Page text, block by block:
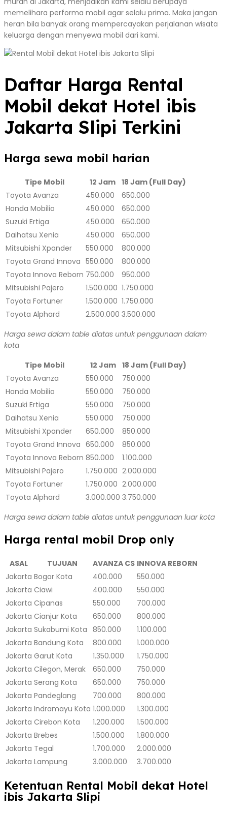
memelihara performa mobil agar selalu prima. Maka jangan
heran bila banyak orang mempercayakan perjalanan wisata
keluarga dengan menyewa mobil dari kami.
Daftar Harga Rental
Mobil dekat Hotel ibis
Jakarta Slipi Terkini
Harga sewa mobil harian
Tipe Mobil 12 Jam 18 Jam (Full Day)
Toyota Avanza
450.000
650.000
Honda Mobilio
450.000
650.000
Suzuki Ertiga
450.000
650.000
Daihatsu Xenia
450.000
650.000
Mitsubishi Xpander
550.000
800.000
Toyota Grand Innova 550.000
800.000
Toyota Innova Reborn 750.000
950.000
Mitsubishi Pajero
1.500.000 1.750.000
Toyota Fortuner
1.500.000 1.750.000
Toyota Alphard
2.500.000 3.500.000
Harga sewa dalam table diatas untuk penggunaan dalam
kota
Tipe Mobil
12 Jam
18 Jam (Full Day)
Toyota Avanza
550.000
750.000
Honda Mobilio
550.000
750.000
Suzuki Ertiga
550.000
750.000
Daihatsu Xenia
550.000
750.000
Mitsubishi Xpander
650.000
850.000
Toyota Grand Innova 650.000
850.000
Toyota Innova Reborn 850.000
1.100.000
Mitsubishi Pajero
1.750.000 2.000.000
Toyota Fortuner
1.750.000 2.000.000
Toyota Alphard
3.000.000 3.750.000
Harga sewa dalam table diatas untuk penggunaan luar kota
Harga rental mobil Drop only
ASAL TUJUAN AVANZA CS INNOVA REBORN
Jakarta Bogor Kota 400.000
550.000
Jakarta Ciawi 400.000
550.000
Jakarta Cipanas 550.000
700.000
Jakarta Cianjur Kota 650.000
800.000
Jakarta Sukabumi Kota 850.000
1.100.000
Jakarta Bandung Kota 800.000
1.000.000
Jakarta Garut Kota 1.350.000
1.750.000
Jakarta Cilegon, Merak 650.000
750.000
Jakarta Serang Kota 650.000
750.000
Jakarta Pandeglang 700.000
800.000
Jakarta Indramayu Kota 1.000.000
1.300.000
Jakarta Cirebon Kota 1.200.000
1.500.000
Jakarta Brebes 1.500.000
1.800.000
Jakarta Tegal 1.700.000
2.000.000
Jakarta Lampung 3.000.000 3.700.000
Ketentuan Rental Mobil dekat Hotel
ibis Jakarta Slipi